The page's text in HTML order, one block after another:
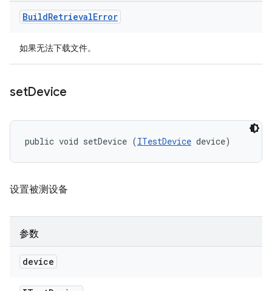
BuildRetrievalError
如果无法下载文件。
setDevice
public void setDevice (ITestDevice device)
设置被测设备
参数
device